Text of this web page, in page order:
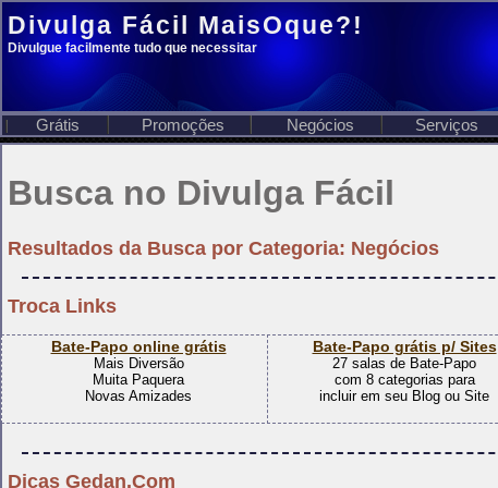
Divulga Fácil MaisOque?!
Divulgue facilmente tudo que necessitar
Grátis Promoções Negócios Serviços
Busca no Divulga Fácil
Resultados da Busca por Categoria: Negócios
Troca Links
Bate-Papo online grátis
Mais Diversão
Muita Paquera
Novas Amizades
Bate-Papo grátis p/ Sites
27 salas de Bate-Papo
com 8 categorias para
incluir em seu Blog ou Site
Dicas Gedan.Com